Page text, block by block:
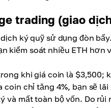
trading (giao
ký quỹ sử dụng đòn
kiểm soát nhiều ETH hơn
khi giá coin là $3,500;
chỉ tăng 4%, bạn sẽ
và mất toàn bộ vốn. Do